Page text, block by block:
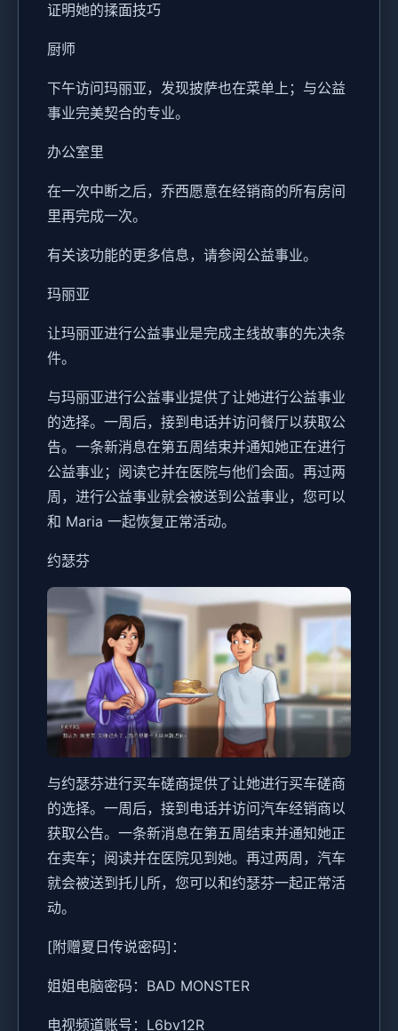
证明她的揉面技巧
厨师
下午访问玛丽亚，发现披萨也在菜单上；与公益
事业完美契合的专业。
办公室里
在一次中断之后，乔西愿意在经销商的所有房间
里再完成一次。
有关该功能的更多信息，请参阅公益事业。
玛丽亚
让玛丽亚进行公益事业是完成主线故事的先决条
件。
与玛丽亚进行公益事业提供了让她进行公益事业
的选择。一周后，接到电话并访问餐厅以获取公
告。一条新消息在第五周结束并通知她正在进行
公益事业；阅读它并在医院与他们会面。再过两
周，进行公益事业就会被送到公益事业，您可以
和 Maria 一起恢复正常活动。
约瑟芬
与约瑟芬进行买车磋商提供了让她进行买车磋商
的选择。一周后，接到电话并访问汽车经销商以
获取公告。一条新消息在第五周结束并通知她正
在卖车；阅读并在医院见到她。再过两周，汽车
就会被送到托儿所，您可以和约瑟芬一起正常活
动。
[附赠夏日传说密码]：
姐姐电脑密码：BAD MONSTER
电视频道账号：L6bv12R